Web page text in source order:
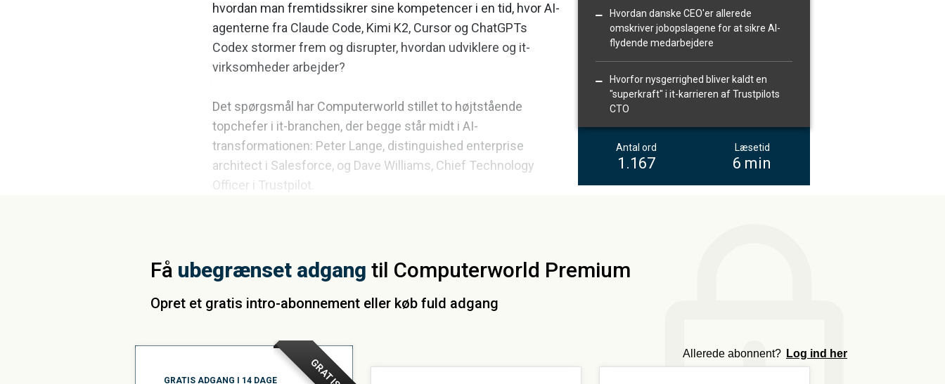
Hvordan danske CEO'er allerede
omskriver jobopslagene for at sikre AI-
flydende medarbejdere
Hvorfor nysgerrighed bliver kaldt en
"superkraft" i it-karrieren af Trustpilots
CTO
Antal ord
1.167
Læsetid
6 min
hvordan man fremtidssikrer sine kompetencer i en tid, hvor AI-
agenterne fra Claude Code, Kimi K2, Cursor og ChatGPTs
Codex stormer frem og disrupter, hvordan udviklere og it-
virksomheder arbejder?
Det spørgsmål har Computerworld stillet to højtstående
topchefer i it-branchen, der begge står midt i AI-
transformationen: Peter Lange, distinguished enterprise
architect i Salesforce, og Dave Williams, Chief Technology
Officer i Trustpilot.
Få ubegrænset adgang til Computerworld Premium
Opret et gratis intro-abonnement eller køb fuld adgang
Allerede abonnent? Log ind her
GRATIS
GRATIS ADGANG I 14 DAGE